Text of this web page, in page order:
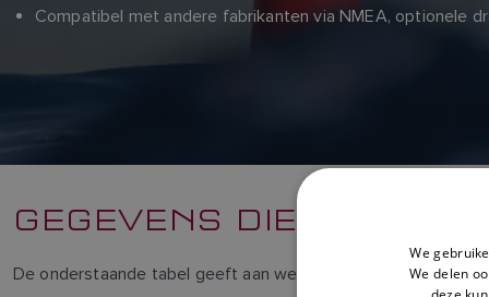
Compatibel met andere fabrikanten via NMEA, optionele
GEGEVENS DIE DE
De onderstaande tabel geeft aan welke gegevens kunnen
We
We delen